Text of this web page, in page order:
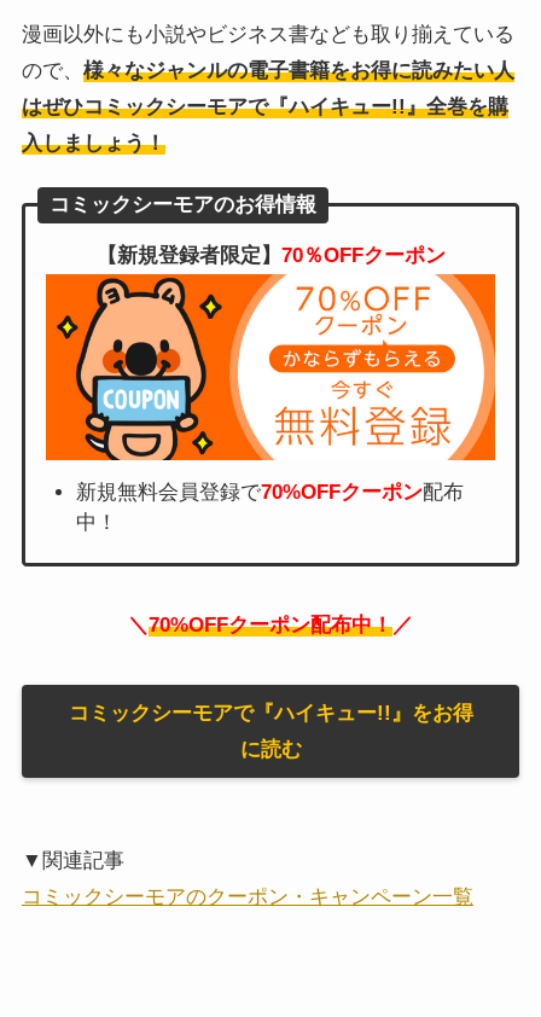
漫画以外にも小説やビジネス書なども取り揃えている
ので、 様々なジャンルの電子書籍をお得に読みたい人
はぜひコミックシーモアで『ハイキュー!!』全巻を購
入しましょう！
コミックシーモアのお得情報
【新規登録者限定】 70％OFFクーポン
新規無料会員登録で70%OFFクーポン配布
中！
＼70%OFFクーポン配布中！／
コミックシーモアで『ハイキュー!!』をお得
に読む
▼関連記事
コミックシーモアのクーポン・キャンペーン一覧